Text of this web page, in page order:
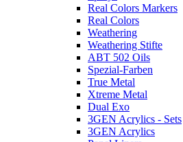
Real Colors Markers
Real Colors
Weathering
Weathering Stifte
ABT 502 Oils
Spezial-Farben
True Metal
Xtreme Metal
Dual Exo
3GEN Acrylics - Sets
3GEN Acrylics